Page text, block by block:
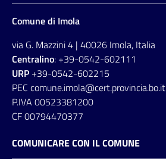
Comune di Imola
via G. Mazzini 4 | 40026 Imola, Italia
Centralino: +39-0542-602111
URP +39-0542-602215
PEC comune.imola@cert.provincia.bo.it
P.IVA 00523381200
CF 00794470377
COMUNICARE CON IL COMUNE